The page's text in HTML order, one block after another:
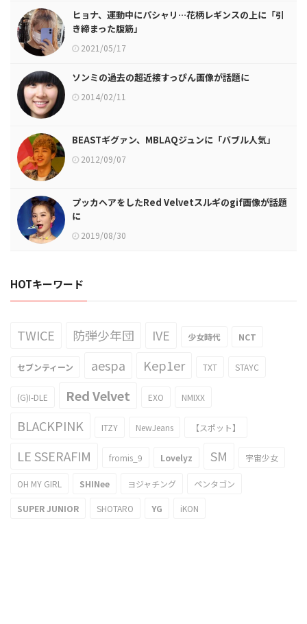
ヒョナ、運動中にパシャリ…花柄レギンスの上に「引
き締まった腹筋」
2021/05/17
ソンミの過去の超近接すっぴん画像が話題に
2014/02/11
BEASTギグァン、MBLAQジュンに「バブル人気」
2012/09/07
プッカヘアをしたRed Velvetスルギのgif画像が話題
に
2019/08/30
HOTキーワード
TWICE 防弾少年団 IVE 少女時代 NCT
セブンティーン aespa Kep1er TXT STAYC
(G)I-DLE Red Velvet EXO NMIXX
BLACKPINK ITZY NewJeans 【スポット】
LE SSERAFIM fromis_9 Lovelyz SM 宇宙少女
OH MY GIRL SHINee ヨジャチング ペンタゴン
SUPER JUNIOR SHOTARO YG iKON